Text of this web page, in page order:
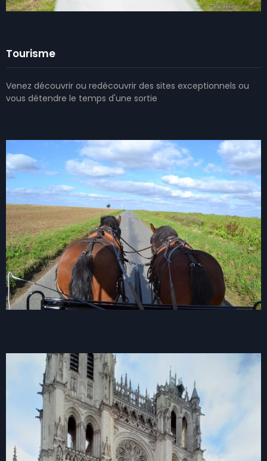
Tourisme
Venez découvrir ou redécouvrir des sites exceptionnels ou
vous détendre le temps d'une sortie